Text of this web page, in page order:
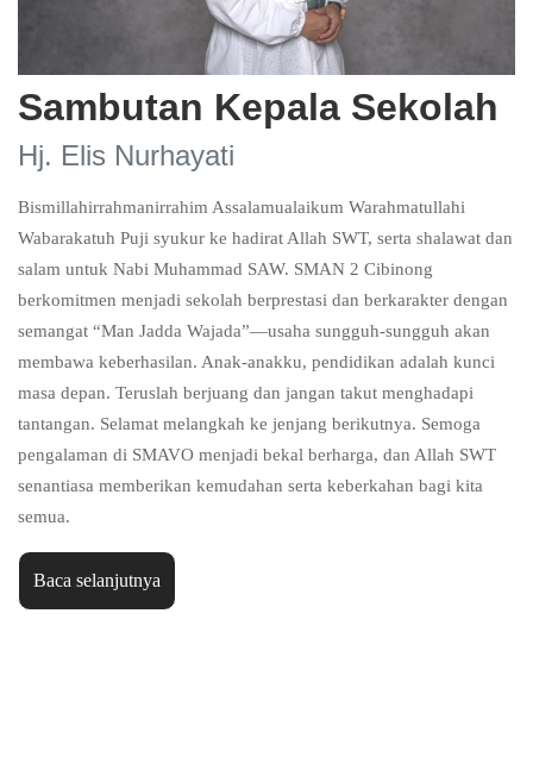
Sambutan Kepala Sekolah
Hj. Elis Nurhayati
Bismillahirrahmanirrahim Assalamualaikum Warahmatullahi
Wabarakatuh Puji syukur ke hadirat Allah SWT, serta shalawat dan
salam untuk Nabi Muhammad SAW. SMAN 2 Cibinong
berkomitmen menjadi sekolah berprestasi dan berkarakter dengan
semangat “Man Jadda Wajada”—usaha sungguh-sungguh akan
membawa keberhasilan. Anak-anakku, pendidikan adalah kunci
masa depan. Teruslah berjuang dan jangan takut menghadapi
tantangan. Selamat melangkah ke jenjang berikutnya. Semoga
pengalaman di SMAVO menjadi bekal berharga, dan Allah SWT
senantiasa memberikan kemudahan serta keberkahan bagi kita
semua.
Baca selanjutnya